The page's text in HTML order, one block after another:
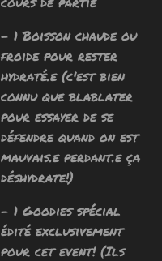
- 1 Boisson chaude ou
froide pour rester
hydraté.e (c'est bien
connu que blablater
pour essayer de se
défendre quand on est
mauvais.e perdant.e ça
déshydrate!)
- 1 Goodies spécial
édité exclusivement
pour cet event! (Ils